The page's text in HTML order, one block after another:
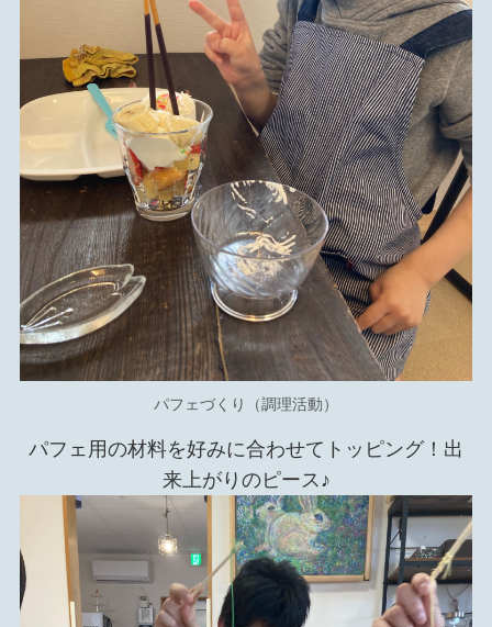
パフェづくり（調理活動）
パフェ用の材料を好みに合わせてトッピング！出
来上がりのピース♪